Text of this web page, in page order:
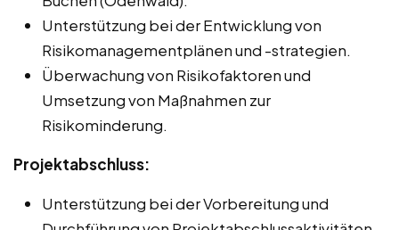
Unterstützung bei der Entwicklung von
Risikomanagementplänen und -strategien.
Überwachung von Risikofaktoren und
Umsetzung von Maßnahmen zur
Risikominderung.
Projektabschluss:
Unterstützung bei der Vorbereitung und